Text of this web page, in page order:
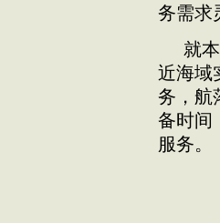
务需求
就
近海域
务，航
备时间
服务。